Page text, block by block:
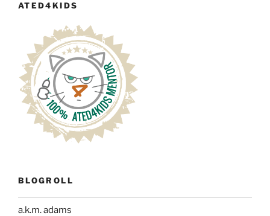
ATED4KIDS
BLOGROLL
a.k.m. adams